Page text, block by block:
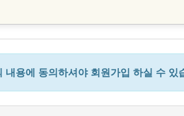
용에 동의하셔야 회원가입 하실 수 있